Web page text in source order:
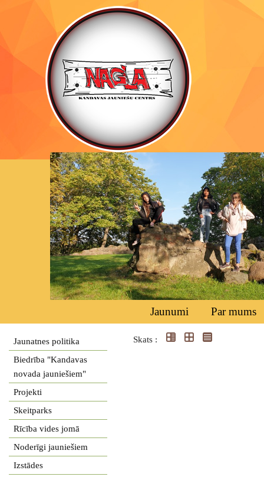
Jaunumi Par mums
Jaunatnes politika
Biedrība "Kandavas
novada jauniešiem"
Projekti
Skeitparks
Rīcība vides jomā
Noderīgi jauniešiem
Izstādes
Skats :